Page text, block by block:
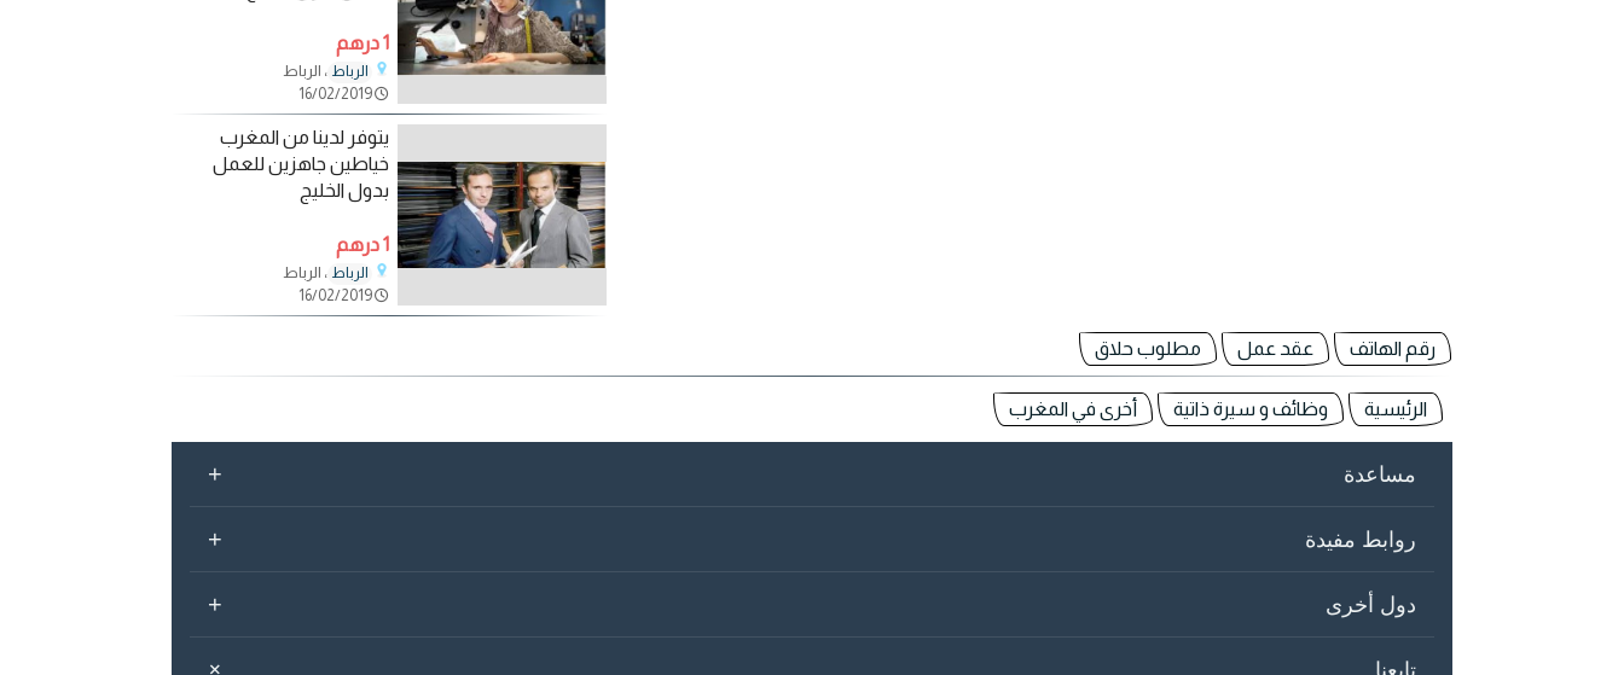
1 درهم
الرباط ، الرباط
16/02/2019
يتوفر لدينا من المغرب
خياطين جاهزين للعمل
بدول الخليج
1 درهم
الرباط ، الرباط
16/02/2019
رقم الهاتف عقد عمل مطلوب حلاق
الرئيسية وظائف و سيرة ذاتية أخرى في المغرب
مساعدة +
روابط مفيدة +
دول أخرى +
تابعنا +